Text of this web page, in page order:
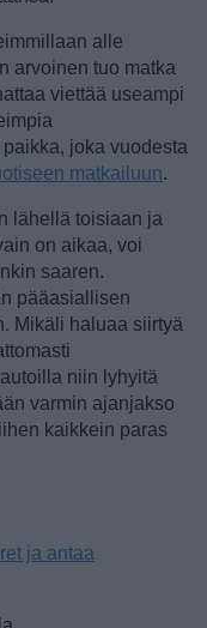
alle
arvoinen tuo matka
viettää useampi
, joka vuodesta
matkailuun.
lähellä toisiaan ja
on aikaa, voi
saaren.
pääasiallisen
Mikäli haluaa siirtyä
niin lyhyitä
varmin ajanjakso
kaikkein paras
ja antaa